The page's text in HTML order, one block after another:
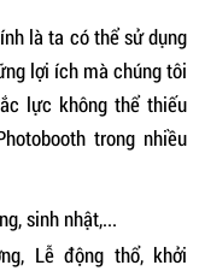
là ta có thể sử dụng
lợi ích mà chúng tôi
lực không thể thiếu
trong nhiều
sinh nhật,...
Lễ động thổ, khởi